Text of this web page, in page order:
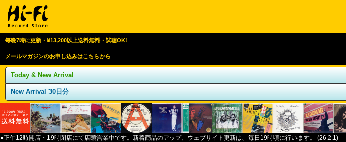
毎晩7時に更新・¥13,200以上送料無料・試聴OK!
メールマガジンのお申し込みはこちらから
Today & New Arrival
New Arrival 30日分
●正午12時開店・ 19時閉店にて店頭営業中です。新着商品のアップ、ウェブサイト更新は、毎日 19時頃に行います。 (26.2.1)